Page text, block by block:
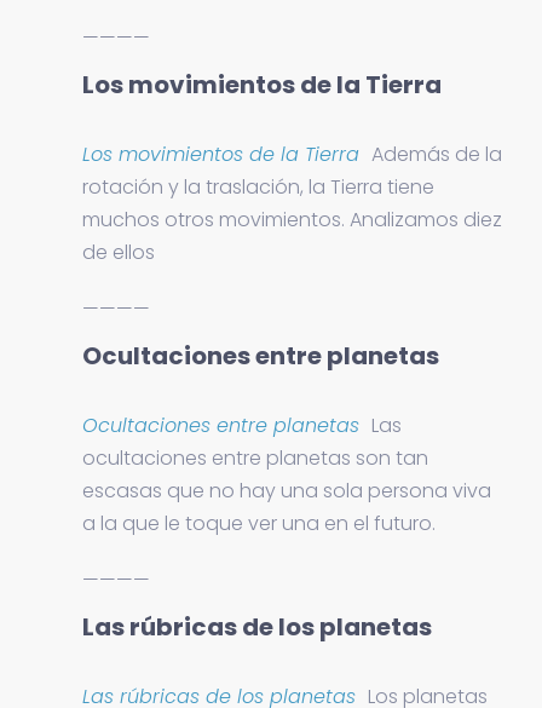
————
Los movimientos de la Tierra
Los movimientos de la Tierra Además de la
rotación y la traslación, la Tierra tiene
muchos otros movimientos. Analizamos diez
de ellos
————
Ocultaciones entre planetas
Ocultaciones entre planetas Las
ocultaciones entre planetas son tan
escasas que no hay una sola persona viva
a la que le toque ver una en el futuro.
————
Las rúbricas de los planetas
Las rúbricas de los planetas Los planetas